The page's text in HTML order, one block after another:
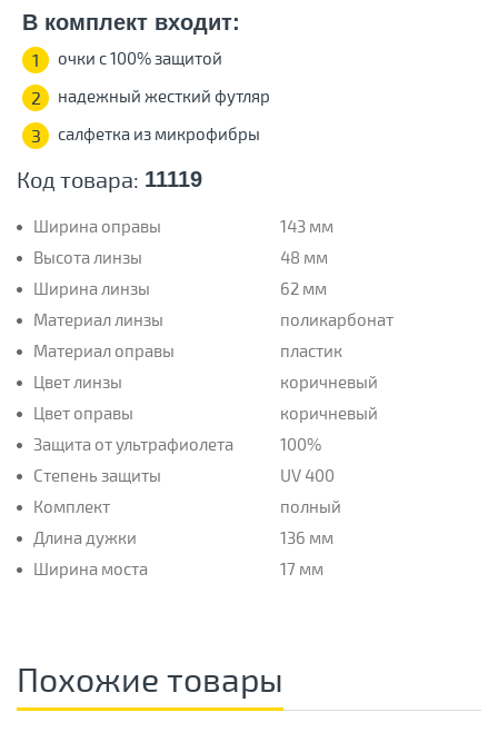
Код товара: 11119
Ширина оправы
143 мм
Высота линзы
48 мм
Ширина линзы
62 мм
Материал линзы
поликарбонат
Материал оправы
пластик
Цвет линзы
коричневый
Цвет оправы
коричневый
Защита от ультрафиолета
100%
Степень защиты
UV 400
Комплект
полный
Длина дужки
136 мм
Ширина моста
17 мм
В комплект входит:
1 очки с 100% защитой
2 надежный жесткий футляр
3 салфетка из микрофибры
Похожие товары